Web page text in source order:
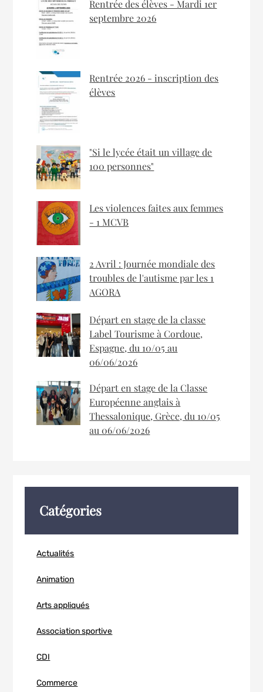
Rentrée des élèves - Mardi 1er
septembre 2026
Rentrée 2026 - inscription des
élèves
"Si le lycée était un village de
100 personnes"
Les violences faites aux femmes
- 1 MCVB
2 Avril : Journée mondiale des
troubles de l'autisme par les 1
AGORA
Départ en stage de la classe
Label Tourisme à Cordoue,
Espagne, du 10/05 au
06/06/2026
Départ en stage de la Classe
Européenne anglais à
Thessalonique, Grèce, du 10/05
au 06/06/2026
Catégories
Actualités
Animation
Arts appliqués
Association sportive
CDI
Commerce